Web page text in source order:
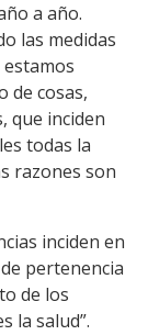
a año.
las medidas
de cosas,
que inciden
todas la
razones son
inciden en
pertenencia
de los
la salud”.